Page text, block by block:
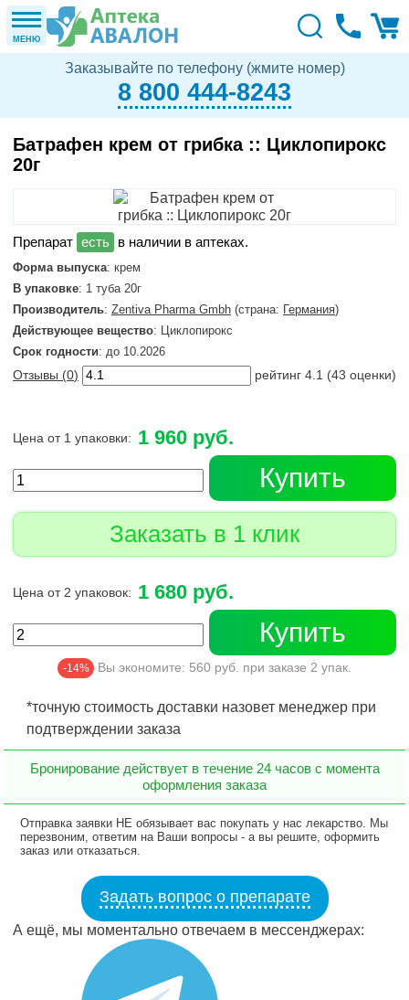
МЕНЮ
Заказывайте по телефону (жмите номер)
8 800 444-8243
Батрафен крем от грибка :: Циклопирокс
20г
в наличии в аптеках.
Форма выпуска: крем
В упаковке: 1 туба 20г
Производитель: Zentiva Pharma Gmbh (страна: Германия)
Действующее вещество: Циклопирокс
Срок годности: до 10.2026
Отзывы (0) рейтинг 4.1 (43 оценки)
Цена от 1 упаковки: 1 960 руб.
Купить
Заказать в 1 клик
Цена от 2 упаковок: 1 680 руб.
Купить
-14% Вы экономите: 560 руб. при заказе 2 упак.
*точную стоимость доставки назовет менеджер при
подтверждении заказа
Бронирование действует в течение 24 часов с момента
оформления заказа
Отправка заявки НЕ обязывает вас покупать у нас лекарство. Мы
перезвоним, ответим на Ваши вопросы - а вы решите, оформить
заказ или отказаться.
Задать вопрос о препарате
А ещё, мы моментально отвечаем в мессенджерах: